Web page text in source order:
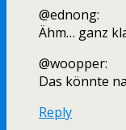
@ednong:
Ähm… ganz
@woopper:
Das könnte
Reply